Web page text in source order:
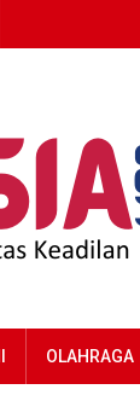
OLAHRAGA